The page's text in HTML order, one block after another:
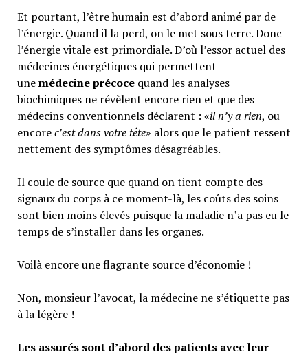
Et pourtant, l’être humain est d’abord animé par de
l’énergie. Quand il la perd, on le met sous terre. Donc
l’énergie vitale est primordiale. D’où l’essor actuel des
médecines énergétiques qui permettent
unemédecine précoce quand les analyses
biochimiques ne révèlent encore rien et que des
médecins conventionnels déclarent : «il n’y a rien, ou
encorec’est dans votre tête» alors que le patient ressent
nettement des symptômes désagréables.
Il coule de source que quand on tient compte des
signaux du corps à ce moment-là, les coûts des soins
sont bien moins élevés puisque la maladie n’a pas eu le
temps de s’installer dans les organes.
Voilà encore une flagrante source d’économie !
Non, monsieur l’avocat, la médecine ne s’étiquette pas
à la légère !
Les assurés sont d’abord des patients avec leur